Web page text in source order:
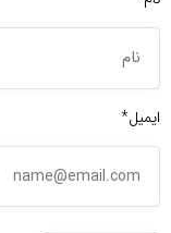
ایمیل*